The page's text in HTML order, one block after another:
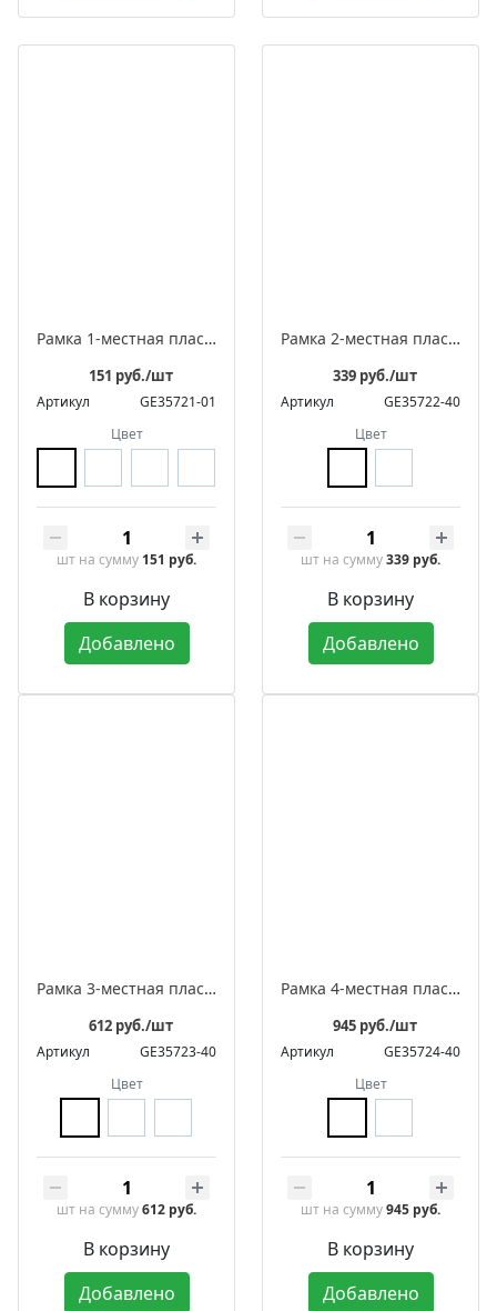
Рамка 1-местная пластиковая встраиваемая, серия ЛАХТА «Геометрика», прямоугольник
151 руб./шт
Артикул
GE35721-01
Цвет
шт на сумму 151 руб.
В корзину
Добавлено
Рамка 2-местная пластиковая встраиваемая, серия ЛАХТА «Геометрика», прямоугольник
339 руб./шт
Артикул
GE35722-40
Цвет
шт на сумму339 руб.
В корзину
Добавлено
Рамка 3-местная пластиковая встраиваемая, серия ЛАХТА «Геометрика», прямоугольник
612 руб./шт
Артикул
GE35723-40
Цвет
шт на сумму612 руб.
В корзину
Добавлено
Рамка 4-местная пластиковая встраиваемая, серия ЛАХТА «Геометрика», прямоугольник
945 руб./шт
Артикул
GE35724-40
Цвет
шт на сумму945 руб.
В корзину
Добавлено